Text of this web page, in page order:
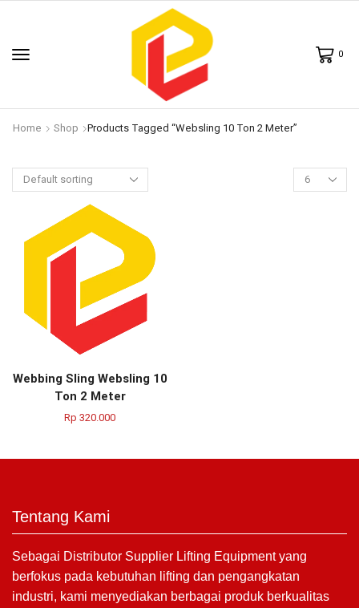
0
Home Shop Products Tagged “websling 10 Ton 2 Meter”
Webbing Sling Websling 10
Ton 2 Meter
Rp 320.000
Tentang Kami
Sebagai Distributor Supplier Lifting Equipment yang
berfokus pada kebutuhan lifting dan pengangkatan
industri, kami menyediakan berbagai produk berkualitas